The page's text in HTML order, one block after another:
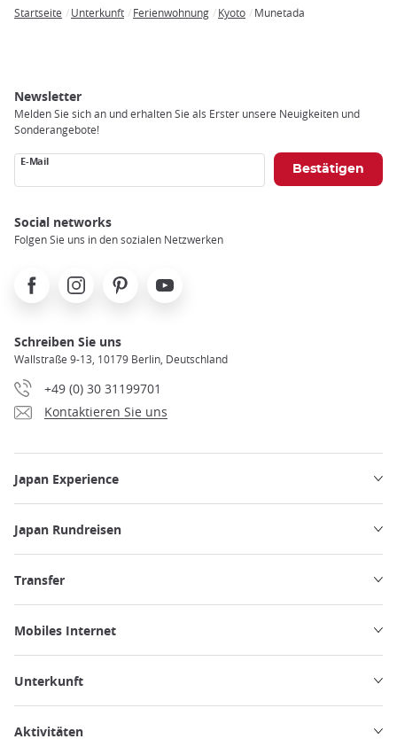
Startseite Unterkunft Ferienwohnung Kyoto Munetada
Newsletter
Melden Sie sich an und erhalten Sie als Erster unsere Neuigkeiten und
Sonderangebote!
E-Mail
Social networks
Folgen Sie uns in den sozialen Netzwerken
FacebookInstagramPinterest Youtube
Schreiben Sie uns
Wallstraße 9-13, 10179 Berlin, Deutschland
+49 (0) 30 31199701
Kontaktieren Sie uns
Japan Experience
Japan Rundreisen
Transfer
Mobiles Internet
Unterkunft
Aktivitäten